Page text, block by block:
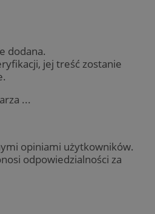
dodana.
jej treść zostanie
...
opiniami użytkowników.
odpowiedzialności za